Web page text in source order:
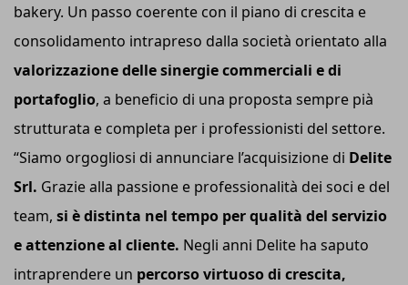
bakery. Un passo coerente con il piano di crescita e
consolidamento intrapreso dalla società orientato alla
valorizzazione delle sinergie commerciali e di
portafoglio, a beneficio di una proposta sempre pià
strutturata e completa per i professionisti del settore.
“Siamo orgogliosi di annunciare l’acquisizione di Delite
Srl. Grazie alla passione e professionalità dei soci e del
team, si è distinta nel tempo per qualità del servizio
e attenzione al cliente. Negli anni Delite ha saputo
intraprendere un percorso virtuoso di crescita,